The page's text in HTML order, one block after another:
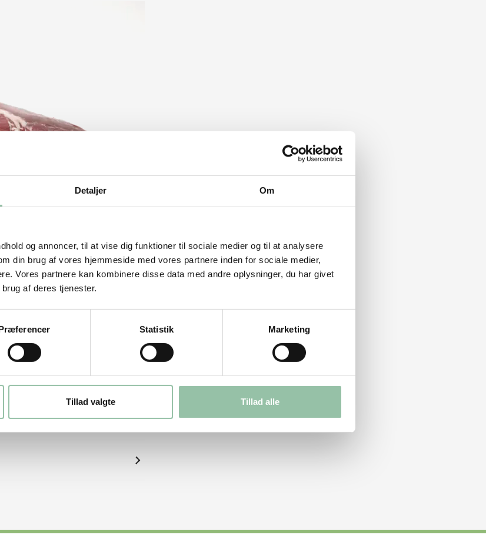
Detaljer Om
og annoncer, til at vise dig funktioner til sociale medier og til at analysere
din brug af vores hjemmeside med vores partnere inden for sociale medier,
Vores partnere kan kombinere disse data med andre oplysninger, du har givet
af deres tjenester.
Statistik Marketing
Tillad valgte Tillad alle